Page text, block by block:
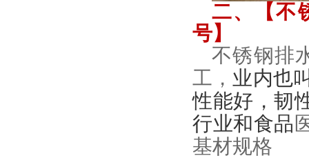
二、【不
号】
不锈钢排
工， 业内也
性能好，韧
行业和食品
基材规格